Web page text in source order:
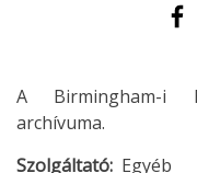
A Birmingham-i
archívuma.
Szolgáltató Egyéb